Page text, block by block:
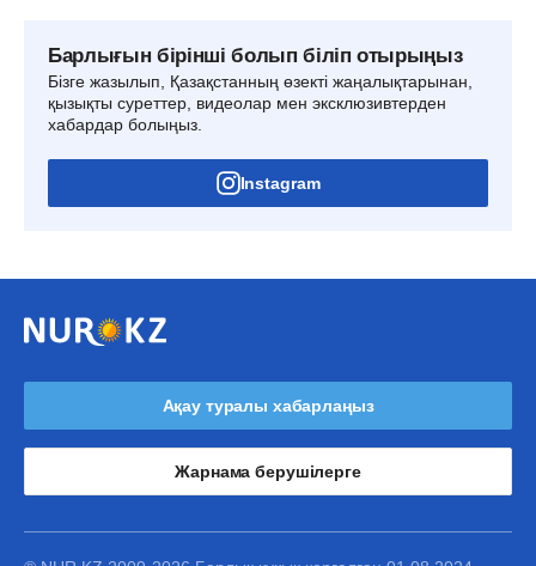
Барлығын бірінші болып біліп отырыңыз
Бізге жазылып, Қазақстанның өзекті жаңалықтарынан,
қызықты суреттер, видеолар мен эксклюзивтерден
хабардар болыңыз.
Instagram
Ақау туралы хабарлаңыз
Жарнама берушілерге